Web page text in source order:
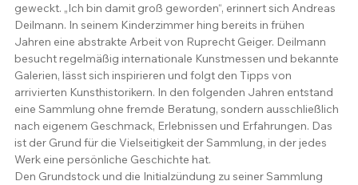
geweckt. „Ich bin damit groß geworden“, erinnert sich Andreas
Deilmann. In seinem Kinderzimmer hing bereits in frühen
Jahren eine abstrakte Arbeit von Ruprecht Geiger. Deilmann
besucht regelmäßig internationale Kunstmessen und bekannte
Galerien, lässt sich inspirieren und folgt den Tipps von
arrivierten Kunsthistorikern. In den folgenden Jahren entstand
eine Sammlung ohne fremde Beratung, sondern ausschließlich
nach eigenem Geschmack, Erlebnissen und Erfahrungen. Das
ist der Grund für die Vielseitigkeit der Sammlung, in der jedes
Werk eine persönliche Geschichte hat.
Den Grundstock und die Initialzündung zu seiner Sammlung